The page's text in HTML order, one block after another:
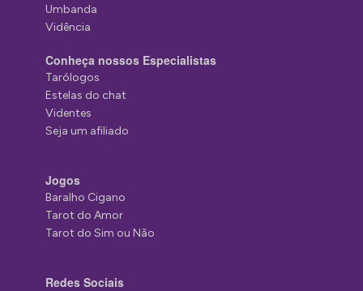
Umbanda
Vidência
Conheça nossos Especialistas
Tarólogos
Estelas do chat
Videntes
Seja um afiliado
Jogos
Baralho Cigano
Tarot do Amor
Tarot do Sim ou Não
Redes Sociais